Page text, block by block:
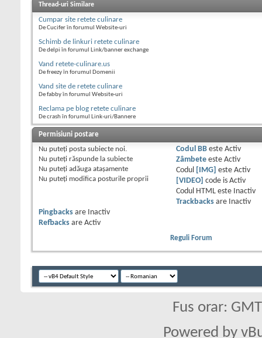
Thread-uri Similare
Cumpar site retete culinare
De Cucifer în forumul Website-uri
Schimb de linkuri retete culinare
De delpi în forumul Link/banner exchange
Vand retete-culinare.us
De freezy în forumul Domenii
Vand site de retete culinare
De fabby în forumul Website-uri
Reclama pe blog retete culinare
De crash în forumul Link-uri/Bannere
Permisiuni postare
Nu puteţi posta subiecte noi.
Nu puteţi răspunde la subiecte
Nu puteţi adăuga ataşamente
Nu puteţi modifica posturile proprii
Codul BBeste Activ
Zâmbeteeste Activ
Codul
[IMG] este Activ
[VIDEO]
code is Activ
Codul HTML este
Inactiv
Trackbacksare
Inactiv
Pingbacks are
Inactiv
Refbacks are Activ
Reguli Forum
Fus orar:
Powered by